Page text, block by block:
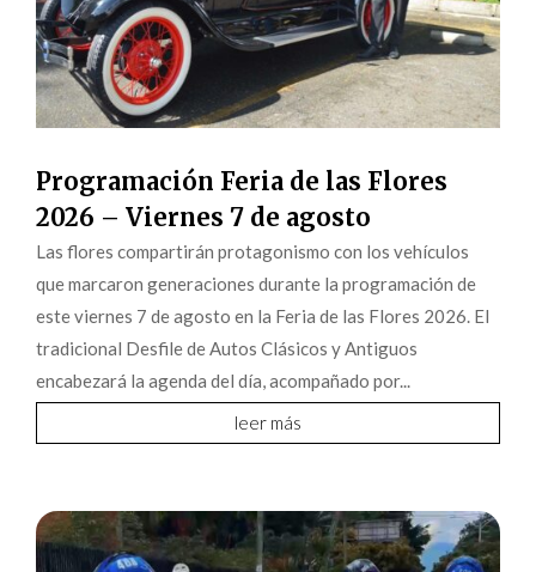
Programación Feria de las Flores
2026 – Viernes 7 de agosto
Las flores compartirán protagonismo con los vehículos
que marcaron generaciones durante la programación de
este viernes 7 de agosto en la Feria de las Flores 2026. El
tradicional Desfile de Autos Clásicos y Antiguos
encabezará la agenda del día, acompañado por...
leer más